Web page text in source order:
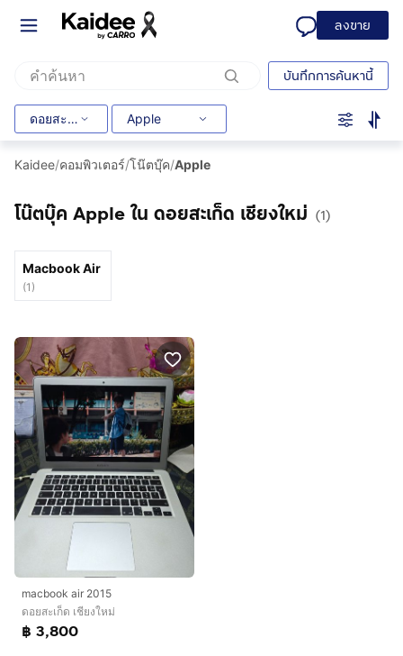
ลงขาย
บันทึกการค้นหานี้
ดอยสะเก็ด Apple
Kaidee/คอมพิวเตอร์/โน๊ตบุ๊ค/Apple
โน๊ตบุ๊ค Apple ใน ดอยสะเก็ด เชียงใหม่ (1)
Macbook Air
(1 )
macbook air 2015
ดอยสะเก็ด เชียงใหม่
฿ 3,800